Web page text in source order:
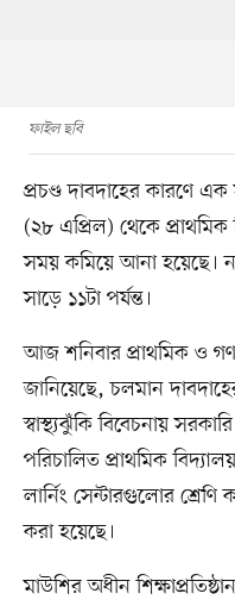
ফাইল ছবি
প্রচণ্ড দাবদাহের কারণে
(২৮ এপ্রিল) থেকে
সময় কমিয়ে আনা হয়েছে।
সাড়ে ১১টা পর্যন্ত।
আজ শনিবার প্রাথমিক ও
জানিয়েছে, চলমান
স্বাস্থ্যঝুঁকি বিবেচনায়
পরিচালিত প্রাথমিক
লার্নিং সেন্টারগুলোর শ্রেণি
করা হয়েছে।
মাউশির অধীন